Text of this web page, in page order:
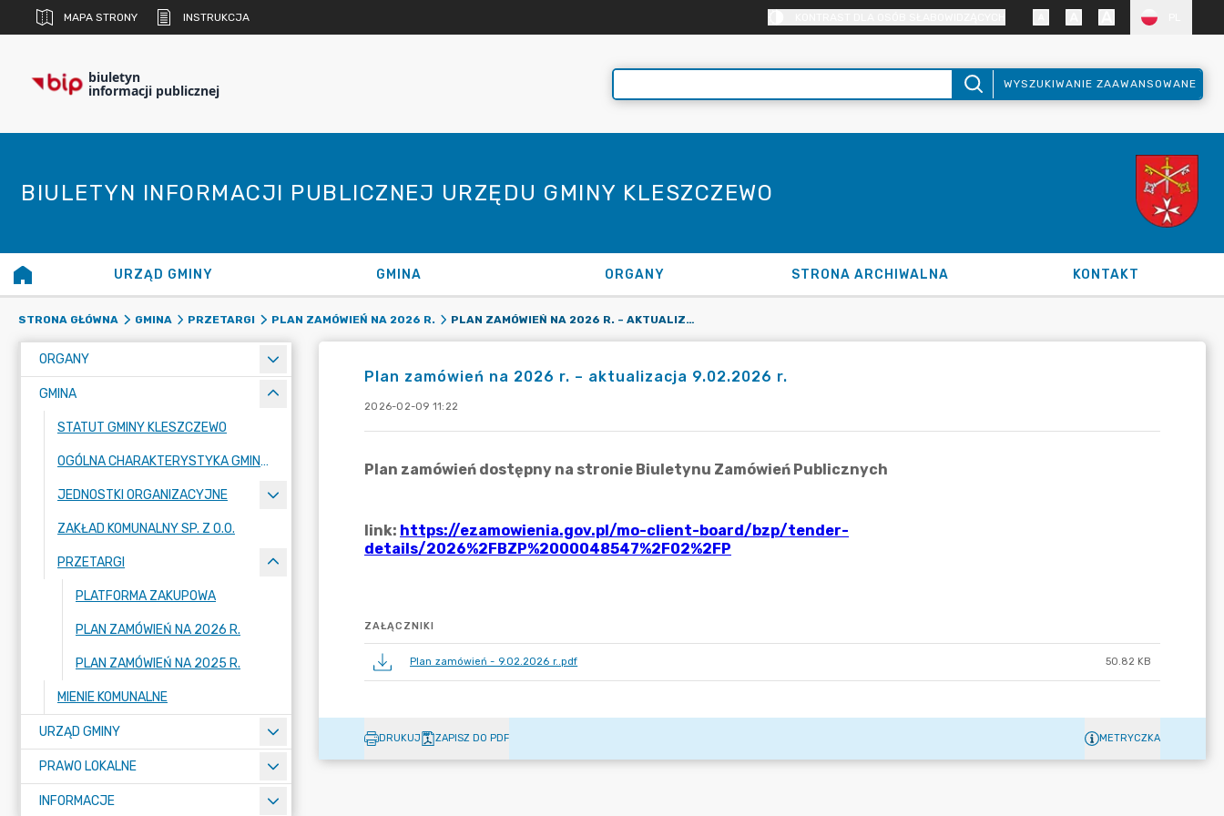
MAPA STRONY INSTRUKCJA
biuletyn
informacji publicznej WYSZUKIWANIE ZAAWANSOWANE
BIULETYN INFORMACJI PUBLICZNEJ URZĘDU GMINY KLESZCZEWO
URZĄD GMINY GMINA ORGANY STRONA ARCHIWALNA KONTAKT
STRONA GŁÓWNA GMINA PRZETARGI PLAN ZAMÓWIEŃ NA 2026 R. PLAN ZAMÓWIEŃ NA 2026 R. – AKTUALIZACJA 9.02.2026 R.
ORGANY
GMINA
STATUT GMINY KLESZCZEWO
OGÓLNA CHARAKTERYSTYKA GMINY KLESZCZEWO
JEDNOSTKI ORGANIZACYJNE
ZAKŁAD KOMUNALNY SP. Z O.O.
PRZETARGI
PLATFORMA ZAKUPOWA
PLAN ZAMÓWIEŃ NA 2026 R.
PLAN ZAMÓWIEŃ NA 2025 R.
MIENIE KOMUNALNE
URZĄD GMINY
PRAWO LOKALNE
INFORMACJE
Plan zamówień na 2026 r. – aktualizacja 9.02.2026 r.
2026-02-09 11:22
ZAŁĄCZNIKI
Plan zamówień - 9.02.2026 r..pdf 50.82 KB
DRUKUJ ZAPISZ DO PDF METRYCZKA